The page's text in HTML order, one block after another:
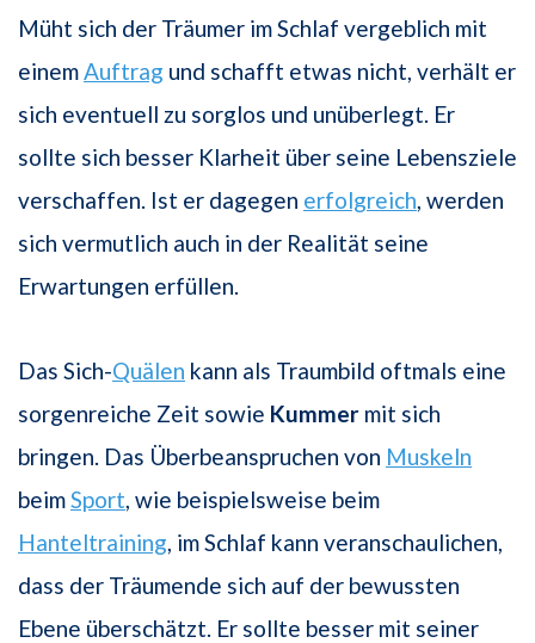
Müht sich der Träumer im Schlaf vergeblich mit
einem Auftrag und schafft etwas nicht, verhält er
sich eventuell zu sorglos und unüberlegt. Er
sollte sich besser Klarheit über seine Lebensziele
verschaffen. Ist er dagegen erfolgreich , werden
sich vermutlich auch in der Realität seine
Erwartungen erfüllen.
Das Sich-Quälen kann als Traumbild oftmals eine
sorgenreiche Zeit sowie Kummer mit sich
bringen. Das Überbeanspruchen von Muskeln
beimSport , wie beispielsweise beim
Hanteltraining , im Schlaf kann veranschaulichen,
dass der Träumende sich auf der bewussten
Ebene überschätzt. Er sollte besser mit seiner